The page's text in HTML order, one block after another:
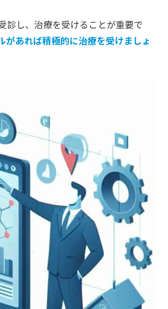
診し、治療を受けることが重要で
あれば積極的に治療を受けましょ